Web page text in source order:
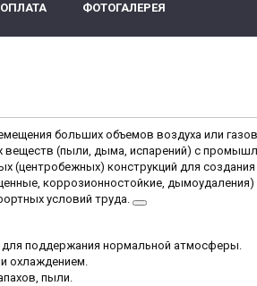
ФОТОГАЛЕРЕЯ
больших объемов воздуха или
веществ (пыли, дыма, испарений) с
(центробежных) конструкций для создания
коррозионностойкие, дымоудаления)
условий труда.
поддержания нормальной атмосферы.
охлаждением.
пыли.